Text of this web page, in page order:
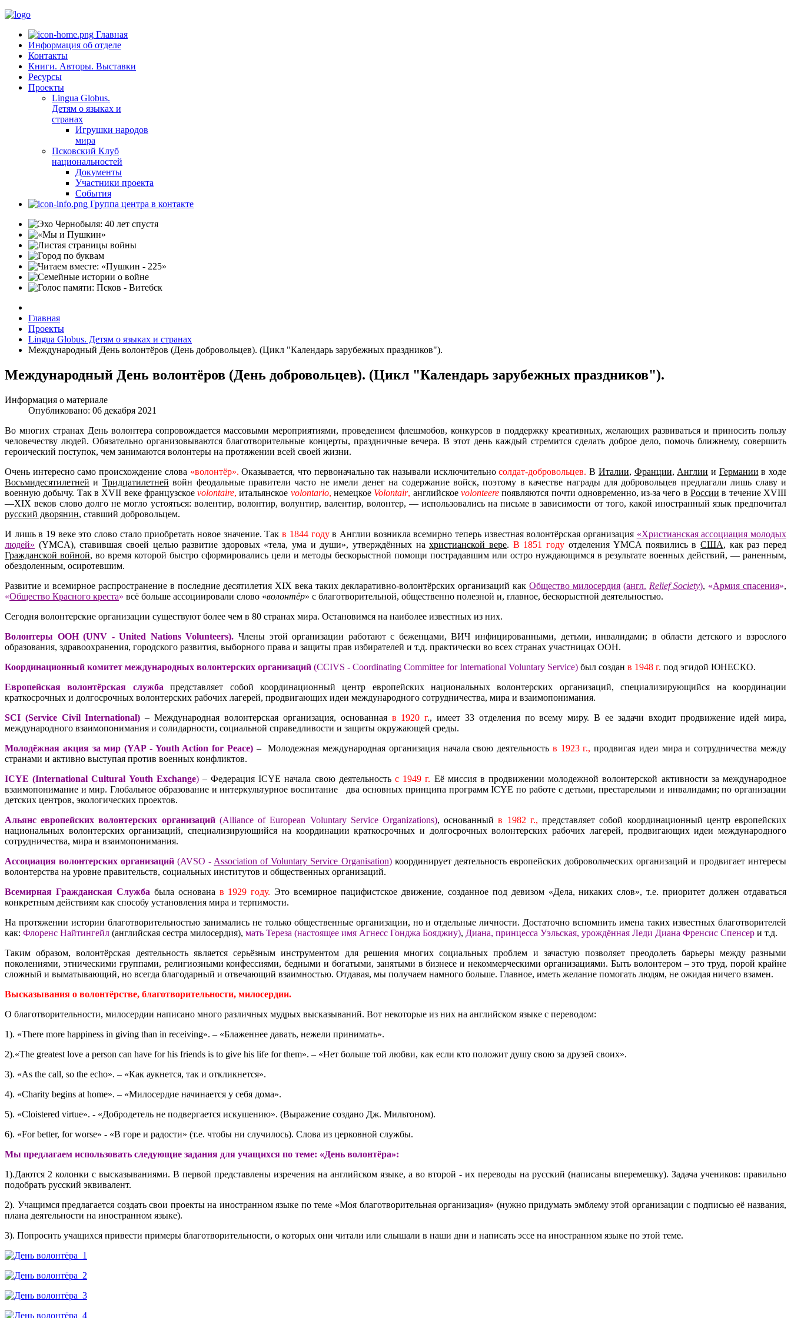
Главная
Информация об отделе
Контакты
Книги. Авторы. Выставки
Ресурсы
Проекты
Lingua Globus.
Детям о языках и
странах
Игрушки народов
мира
Псковский Клуб
национальностей
Документы
Участники проекта
События
Группа центра в контакте
Главная
Проекты
Lingua Globus. Детям о языках и странах
Международный День волонтёров (День добровольцев). (Цикл "Календарь зарубежных праздников").
Международный День волонтёров (День добровольцев). (Цикл "Календарь зарубежных праздников").
Информация о материале
Опубликовано: 06 декабря 2021
Во многих странах День волонтера сопровождается массовыми мероприятиями, проведением флешмобов, конкурсов в поддержку креативных, желающих развиваться и приносить пользу
человечеству людей. Обязательно организовываются благотворительные концерты, праздничные вечера. В этот день каждый стремится сделать доброе дело, помочь ближнему, совершить
героический поступок, чем занимаются волонтеры на протяжении всей своей жизни.
Очень интересно само происхождение слова «волонтёр». Оказывается, что первоначально так называли исключительносолдат-добровольцев. В Италии, Франции, Англии и Германии в ходе
Восьмидесятилетней и Тридцатилетней войн феодальные правители часто не имели денег на содержание войск, поэтому в качестве награды для добровольцев предлагали лишь славу и
военную добычу. Так в XVII веке французское volontaire, итальянское volontario, немецкое Volontair, английское volonteere появляются почти одновременно, из-за чего в России в течение XVIII
—XIX веков слово долго не могло устояться: волентир, волонтир, волунтир, валентир, волонтер, — использовались на письме в зависимости от того, какой иностранный язык предпочитал
русский дворянин, ставший добровольцем.
И лишь в 19 веке это слово стало приобретать новое значение. Такв 1844 годув Англии возникла всемирно теперь известная волонтёрская организация «Христианская ассоциация молодых
людей» (YMCA), ставившая своей целью развитие здоровых «тела, ума и души», утверждённых нахристианской вере. В 1851 годуотделения YMCA появились вСША, как раз перед
Гражданской войной, во время которой быстро сформировались цели и методы бескорыстной помощи пострадавшим или остро нуждающимся в результате военных действий, — раненным,
обездоленным, осиротевшим.
Развитие и всемирное распространение в последние десятилетия XIX века таких декларативно-волонтёрских организаций какОбщество милосердия (англ. Relief Society), «Армия спасения»,
«Общество Красного креста» всё больше ассоциировали слово «волонтёр» с благотворительной, общественно полезной и, главное, бескорыстной деятельностью.
Сегодня волонтерские организации существуют более чем в 80 странах мира. Остановимся на наиболее известных из них.
Волонтеры ООН (UNV -United Nations Volunteers). Члены этой организации работают с беженцами, ВИЧ инфицированными, детьми, инвалидами; в области детского и взрослого
образования, здравоохранения, городского развития, выборного права и защиты прав избирателей и т.д. практически во всех странах участницах ООН.
Координационный комитет международных волонтерских организаций (CCIVS - Coordinating Committee for International Voluntary Service) был создан в 1948 г. под эгидой ЮНЕСКО.
Европейская волонтёрская служба представляет собой координационный центр европейских национальных волонтерских организаций, специализирующийся на координации
краткосрочных и долгосрочных волонтерских рабочих лагерей, продвигающих идеи международного сотрудничества, мира и взаимопонимания.
SCI (Service Civil International) – Международная волонтерская организация, основанная в 1920 г., имеет 33 отделения по всему миру. В ее задачи входит продвижение идей мира,
международного взаимопонимания и солидарности, социальной справедливости и защиты окружающей среды.
Молодёжная акция за мир (YAP - Youth Action for Peace)– Молодежная международная организация начала свою деятельность в 1923 г., продвигая идеи мира и сотрудничества между
странами и активно выступая против военных конфликтов.
ICYE (International Cultural Youth Exchange)– Федерация ICYE начала свою деятельностьс 1949 г. Её миссия в продвижении молодежной волонтерской активности за международное
взаимопонимание и мир. Глобальное образование и интеркультурное воспитание два основных принципа программ ICYE по работе с детьми, престарелыми и инвалидами; по организации
детских центров, экологических проектов.
Альянс европейских волонтерских организаций(Alliance of European Voluntary Service Organizations), основанныйв 1982 г., представляет собой координационный центр европейских
национальных волонтерскихорганизаций, специализирующийся на координации краткосрочных и долгосрочных волонтерских рабочих лагерей, продвигающих идеи международного
сотрудничества, мира и взаимопонимания.
Ассоциация волонтерских организаций (AVSO - Association of Voluntary Service Organisation)координирует деятельность европейских добровольческих организаций и продвигает интересы
волонтерства на уровне правительств, социальных институтов и общественных организаций.
Всемирная Гражданская Служба была основана в 1929 году. Это всемирное пацифистское движение, созданное под девизом «Дела, никаких слов», т.е. приоритет должен отдаваться
конкретным действиям как способу установления мира и терпимости.
На протяжении истории благотворительностью занимались не только общественные организации, но и отдельные личности. Достаточно вспомнить имена таких известных благотворителей
как: Флоренс Найтингейл (английская сестра милосердия), мать Тереза (настоящее имя Агнесс Гонджа Бояджиу), Диана, принцесса Уэльская, урождённая Леди Диана Френсис Спенсер и т.д.
Таким образом, волонтёрская деятельность является серьёзным инструментом для решения многих социальных проблем и зачастую позволяет преодолеть барьеры между разными
поколениями, этническими группами, религиозными конфессиями, бедными и богатыми, занятыми в бизнесе и некоммерческими организациями. Быть волонтером – это труд, порой крайне
сложный и выматывающий, но всегда благодарный и отвечающий взаимностью. Отдавая, мы получаем намного больше. Главное, иметь желание помогать людям, не ожидая ничего взамен.
Высказывания о волонтёрстве, благотворительности, милосердии.
О благотворительности, милосердии написано много различных мудрых высказываний. Вот некоторые из них на английском языке с переводом:
1). «There more happiness in giving than in receiving». – «Блаженнее давать, нежели принимать».
2).«The greatest love a person can have for his friends is to give his life for them». – «Нет больше той любви, как если кто положит душу свою за друзей своих».
3). «As the call, so the echo». – «Как аукнется, так и откликнется».
4). «Charity begins at home». – «Милосердие начинается у себя дома».
5). «Cloistered virtue». - «Добродетель не подвергается искушению». (Выражение создано Дж. Мильтоном).
6). «For better, for worse» - «В горе и радости» (т.е. чтобы ни случилось). Слова из церковной службы.
Мы предлагаем использовать следующие задания для учащихся по теме: «День волонтёра»:
1).Даются 2 колонки с высказываниями. В первой представлены изречения на английском языке, а во второй - их переводы на русский (написаны вперемешку). Задача учеников: правильно
подобрать русский эквивалент.
2). Учащимся предлагается создать свои проекты на иностранном языке по теме «Моя благотворительная организация» (нужно придумать эмблему этой организации с подписью её названия,
плана деятельности на иностранном языке).
3). Попросить учащихся привести примеры благотворительности, о которых они читали или слышали в наши дни и написать эссе на иностранном языке по этой теме.